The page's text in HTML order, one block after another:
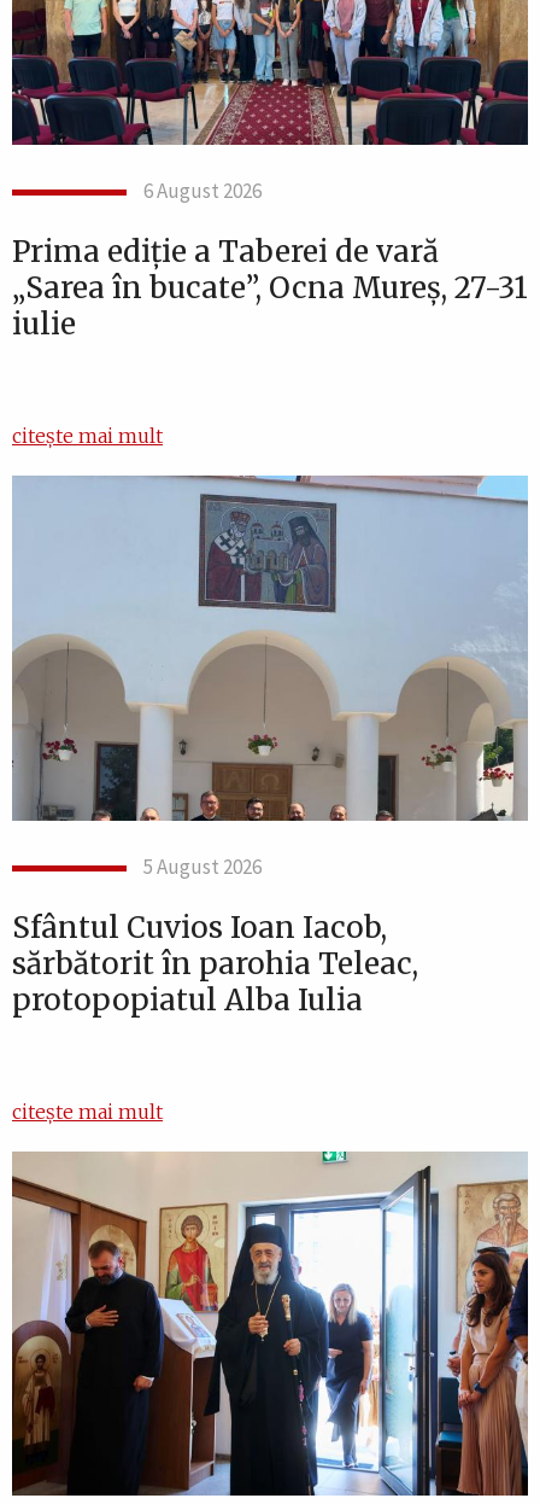
6 August 2026
Prima ediție a Taberei de vară
„Sarea în bucate”, Ocna Mureș, 27-31
iulie
citește mai mult
5 August 2026
Sfântul Cuvios Ioan Iacob,
sărbătorit în parohia Teleac,
protopopiatul Alba Iulia
citește mai mult